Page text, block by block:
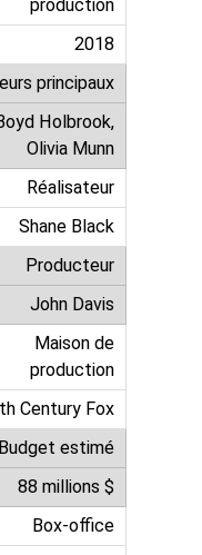
production
2018
principaux
Holbrook,
Olivia Munn
Réalisateur
Shane Black
Producteur
John Davis
Maison de
production
Century Fox
Budget estimé
88 millions $
Box-office